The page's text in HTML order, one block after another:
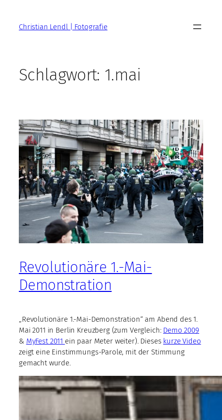
springenChristian Lendl | Fotografie
Schlagwort: 1.mai
Revolutionäre 1.-Mai-
Demonstration
„Revolutionäre 1.-Mai-Demonstration“ am Abend des 1.
Mai 2011 in Berlin Kreuzberg (zum Vergleich: Demo 2009
& MyFest 2011 ein paar Meter weiter). Dieses kurze Video
zeigt eine Einstimmungs-Parole, mit der Stimmung
gemacht wurde.